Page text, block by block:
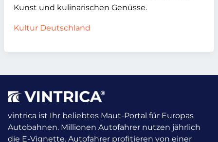
Kunst und kulinarischen Genüsse.
Kultur Deutschland
vintrica ist Ihr beliebtes Maut-Portal für Europas
Autobahnen. Millionen Autofahrer nutzen jährlich
die E-Vignette. Autofahrer profitieren von einer